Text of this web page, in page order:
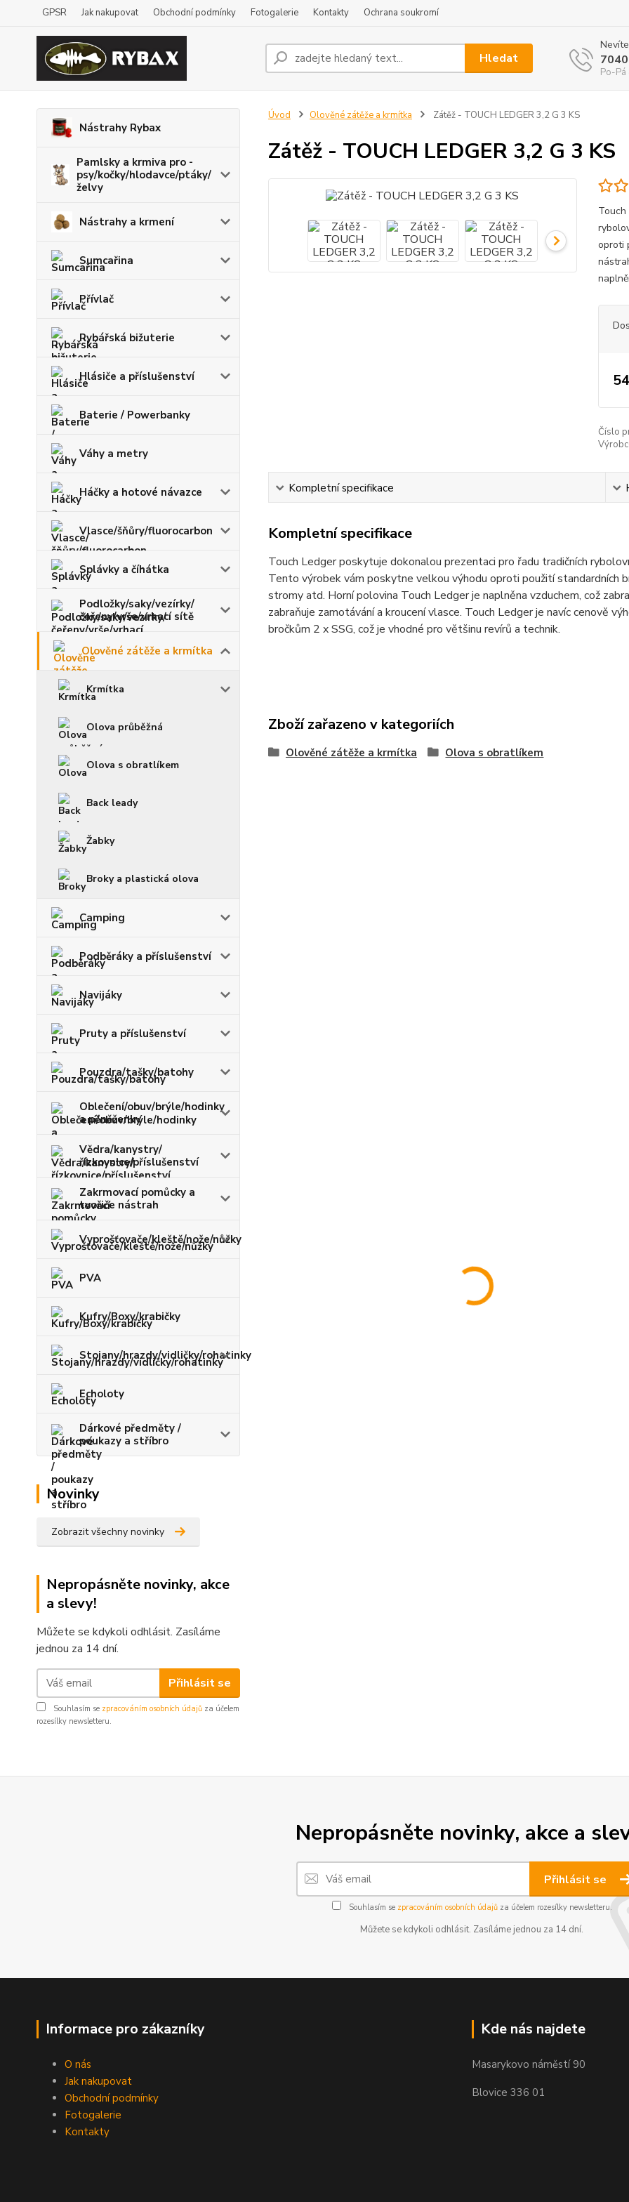
GPSR Jak nakupovat Obchodní podmínky Fotogalerie Kontakty Ochrana soukromí
Hledat
Po-
Nástrahy Rybax
Pamlsky a krmiva pro -
psy/kočky/hlodavce/ptáky/
želvy
Nástrahy a krmení
Sumcařina
Přívlač
Rybářská bižuterie
Hlásiče a příslušenství
Baterie / Powerbanky
Váhy a metry
Háčky a hotové návazce
Vlasce/šňůry/fluorocarbon
Splávky a číhátka
Podložky/saky/vezírky/
čeřeny/vrše/vrhací sítě
Olověné zátěže a krmítka
Krmítka
Olova průběžná
Olova s obratlíkem
Back leady
Žabky
Broky a plastická olova
Camping
Podběráky a příslušenství
Navijáky
Pruty a příslušenství
Pouzdra/tašky/batohy
Oblečení/obuv/brýle/hodinky
a pěněženky
Vědra/kanystry/
řízkovnice/příslušenství
Zakrmovací pomůcky a
tvořiče nástrah
Vyprošťovače/kleště/nože/nůžky
PVA
Kufry/Boxy/krabičky
Stojany/hrazdy/vidličky/rohatinky
Echoloty
Dárkové předměty /
poukazy a stříbro
Novinky
Zobrazit všechny novinky
Nepropásněte novinky, akce
a slevy!
Můžete se kdykoli odhlásit. Zasíláme
jednou za 14 dní.
Přihlásit se
Souhlasím se zpracováním osobních údajů za účelem
rozesílky newsletteru.
Úvod Olověné zátěže a krmítka Zátěž - TOUCH LEDGER 3,2 G 3 KS
Zátěž - TOUCH LEDGER 3,2 G 3 KS
oproti
Číslo
Kompletní specifikace
Kompletní specifikace
Touch Ledger poskytuje dokonalou prezentaci pro řadu tradičních
Tento výrobek vám poskytne velkou výhodu oproti použití standardních
stromy atd. Horní polovina Touch Ledger je naplněna vzduchem, což
zabraňuje zamotávání a kroucení vlasce. Touch Ledger je navíc cenově
bročkům 2 x SSG, což je vhodné pro většinu revírů a technik.
Zboží zařazeno v kategoriích
Olověné zátěže a krmítka Olova s obratlíkem
Nepropásněte novinky, akce a
Přihlásit se
Souhlasím se zpracováním osobních údajůza účelem rozesílky newsletteru.
Můžete se kdykoli odhlásit. Zasíláme jednou za 14 dní.
Informace pro zákazníky
O nás
Jak nakupovat
Obchodní podmínky
Fotogalerie
Kontakty
Kde nás najdete
Masarykovo náměstí 90
Blovice 336 01